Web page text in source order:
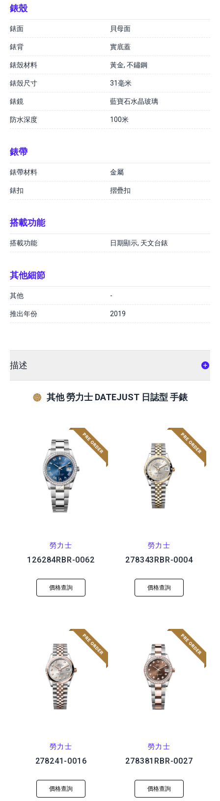
錶殼
錶面 貝母面
錶背 實底蓋
錶殼材料 黃金, 不鏽鋼
錶殼尺寸 31毫米
錶鏡 藍寶石水晶玻璃
防水深度 100米
錶帶
錶帶材料 金屬
錶扣 摺疊扣
搭載功能
搭載功能 日期顯示, 天文台錶
其他細節
其他 -
推出年份 2019
描述
其他 勞力士 DATEJUST 日誌型 手錶
勞力士
126284RBR-0062
價格查詢
勞力士
278343RBR-0004
價格查詢
勞力士
278241-0016
價格查詢
勞力士
278381RBR-0027
價格查詢